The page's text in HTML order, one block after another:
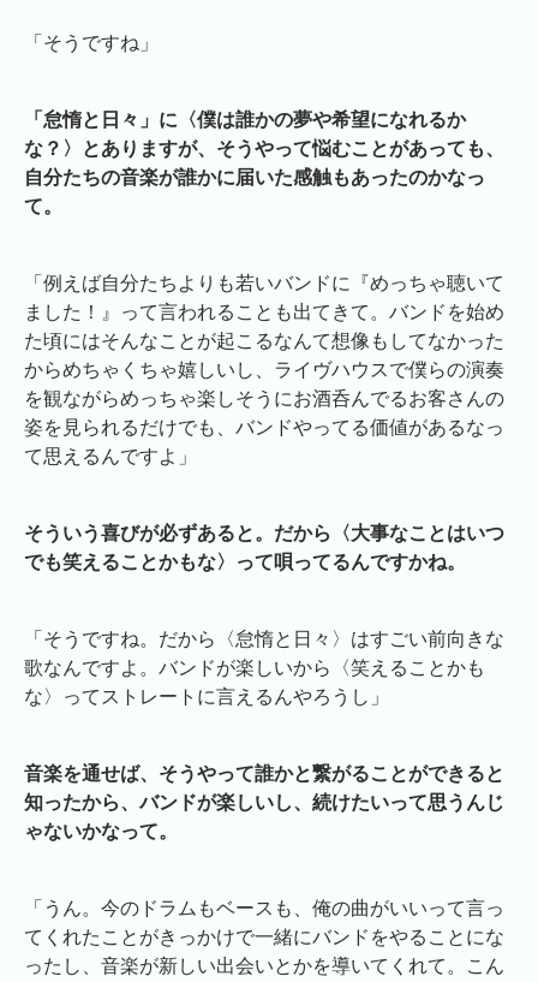
「そうですね」
「怠惰と日々」に〈僕は誰かの夢や希望になれるか
な？〉とありますが、そうやって悩むことがあっても、
自分たちの音楽が誰かに届いた感触もあったのかなっ
て。
「例えば自分たちよりも若いバンドに『めっちゃ聴いて
ました！』って言われることも出てきて。バンドを始め
た頃にはそんなことが起こるなんて想像もしてなかった
からめちゃくちゃ嬉しいし、ライヴハウスで僕らの演奏
を観ながらめっちゃ楽しそうにお酒呑んでるお客さんの
姿を見られるだけでも、バンドやってる価値があるなっ
て思えるんですよ」
そういう喜びが必ずあると。だから〈大事なことはいつ
でも笑えることかもな〉って唄ってるんですかね。
「そうですね。だから〈怠惰と日々〉はすごい前向きな
歌なんですよ。バンドが楽しいから〈笑えることかも
な〉ってストレートに言えるんやろうし」
音楽を通せば、そうやって誰かと繋がることができると
知ったから、バンドが楽しいし、続けたいって思うんじ
ゃないかなって。
「うん。今のドラムもベースも、俺の曲がいいって言っ
てくれたことがきっかけで一緒にバンドをやることにな
ったし、音楽が新しい出会いとかを導いてくれて。こん